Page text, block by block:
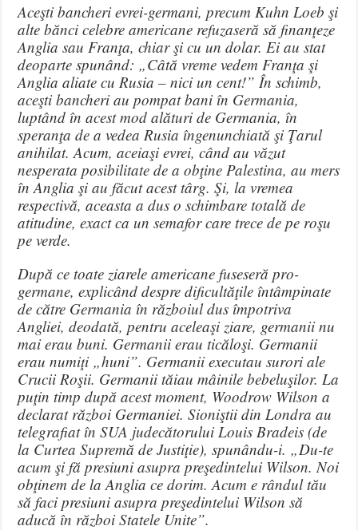
Aceşti bancheri evrei-germani, precum Kuhn Loeb şi
alte bănci celebre americane refuzaseră să finanţeze
Anglia sau Franţa, chiar şi cu un dolar. Ei au stat
deoparte spunând: „Câtă vreme vedem Franţa şi
Anglia aliate cu Rusia – nici un cent!” În schimb,
aceşti bancheri au pompat bani în Germania,
luptând în acest mod alături de Germania, în
speranţa de a vedea Rusia îngenunchiată şi Ţarul
anihilat. Acum, aceiaşi evrei, când au văzut
nesperata posibilitate de a obţine Palestina, au mers
în Anglia şi au făcut acest târg. Şi, la vremea
respectivă, aceasta a dus o schimbare totală de
atitudine, exact ca un semafor care trece de pe roşu
pe verde.
După ce toate ziarele americane fuseseră pro-
germane, explicând despre dificultăţile întâmpinate
de către Germania în războiul dus împotriva
Angliei, deodată, pentru aceleaşi ziare, germanii nu
mai erau buni. Germanii erau ticăloşi. Germanii
erau numiţi „huni”. Germanii executau surori ale
Crucii Roşii. Germanii tăiau mâinile bebeluşilor. La
puţin timp după acest moment, Woodrow Wilson a
declarat război Germaniei. Sioniştii din Londra au
telegrafiat în SUA judecătorului Louis Bradeis (de
la Curtea Supremă de Justiţie), spunându-i. „Du-te
acum şi fă presiuni asupra preşedintelui Wilson. Noi
obţinem de la Anglia ce dorim. Acum e rândul tău
să faci presiuni asupra preşedintelui Wilson să
aducă în război Statele Unite”.